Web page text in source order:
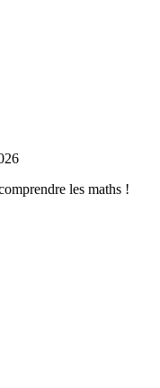
les maths !